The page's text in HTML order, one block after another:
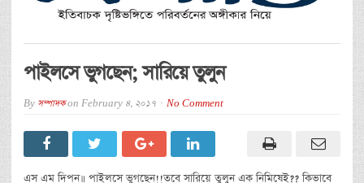
পাইলসে ভুগছেন; সারিয়ে তুলুন
By সম্পাদকon February 4, 2017 No Comment
এস এম দিপন॥ পাইলসে ভুগছেন!!তবে সারিয়ে তুলুন এক নিমিষেই?? কিভাবে